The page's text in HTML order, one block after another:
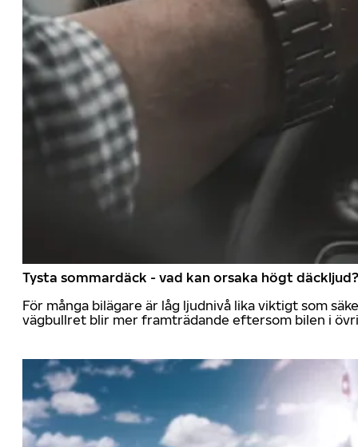
Tysta sommardäck - vad kan orsaka högt däckljud?
För många bilägare är låg ljudnivå lika viktigt som
vägbullret blir mer framträdande eftersom bilen i